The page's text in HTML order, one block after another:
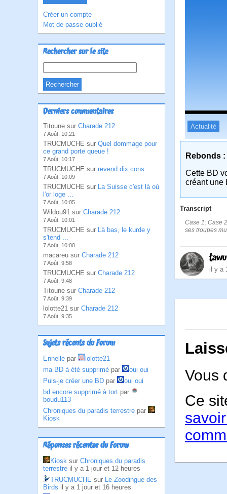
Créer un compte
Mot de passe oublié
Rechercher sur le site
Derniers commentaires
Titoune sur Charade 212
7 Août, 10:21
TRUCMUCHE sur Quel dommage pour
ce grand porte queue !
7 Août, 10:17
TRUCMUCHE sur revend dix cons ...
7 Août, 10:09
TRUCMUCHE sur La Suisse c'est là où
l'or loge ...
7 Août, 10:05
Wildou91 sur Charade 212
7 Août, 10:01
TRUCMUCHE sur Là bas, le kurde y
s'tend ...
7 Août, 10:00
macareu sur Charade 212
7 Août, 9:58
TRUCMUCHE sur Charade 212
7 Août, 9:48
Titoune sur Charade 212
7 Août, 9:39
lolotte21 sur Charade 212
7 Août, 9:35
Sujets récents du Forum
Ennelle par
lolotte21
ma BD à été supprimé par
oui oui
Puis-je créer une BD par
oui oui
bd encore supprimé à tort par
boudu113
Chroniques du paradis terrestre par
Kiosk
Réponses récentes du Forum
Kiosk sur Chroniques du paradis
terrestre il y a 1 jour et 12 heures
TRUCMUCHE sur Le Zoodingue des
Birds il y a 1 jour et 16 heures
Actualité
Rebonds :
Cette BD
créant une
Transcript
Case 1: Case
ses troupes
il y a
Vous
Ce